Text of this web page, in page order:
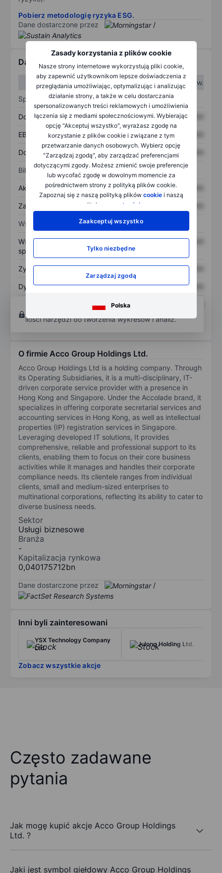
Zasady korzystania z plików cookie
Nasze strony internetowe wykorzystują pliki cookie,
aby zapewnić użytkownikom lepsze doświadczenia z
przeglądania umożliwiając, optymalizując i analizując
działanie strony, a także w celu dostarczania
spersonalizowanych treści reklamowych i umożliwienia
łączenia się z mediami społecznościowymi. Wybierając
opcję "Akceptuj wszystko", wyrażasz zgodę na
korzystanie z plików cookie i związane z tym
przetwarzanie danych osobowych. Wybierz opcję
"Zarządzaj zgodą", aby zarządzać preferencjami
dotyczącymi zgody. Możesz zmienić swoje preferencje
lub wycofać zgodę w dowolnym momencie za
pośrednictwem strony z polityką plików cookie.
Zapoznaj się z naszą polityką plików cookiei naszą
polityką
prywatności
Zaakceptuj wszystko
Tylko niezbędne
Zarządzaj zgodą
Polska
Pobierz metodologię ryzyka ESG.
Dane dostarczone przez
/
Dane finansowe
W I kw.
W II kw.
Sprawozdanie z zysków
Dochód XXXXXXX XXXXXXX
EBITDA XXXXXXX XXXXXXX
Dochód netto XXXXXXX XXXXXXX
Bilans
Aktywa ogółem XXXXXXX XXXXXXX
Zadłużenie ogółem XXXXXXX
Wskaźniki
Współczynnik cena do
sprzedaży
XXXXXXX XXXXXXX
Zysk na akcję XXXXXXX XXXXXXX
Dywidenda na akcję XXXXXXX XXXXXXX
własnego
XXXXXXX
Otwórz konto
aby uzyskać dostęp do większej
ilości narzędzi do tworzenia wykresów i analiz.
O firmie Acco Group Holdings Ltd.
Acco Group Holdings Ltd is a holding company. Through
its Operating Subsidiaries, it is a multi-disciplinary, IT-
driven corporate service provider with a presence in
Hong Kong and Singapore. Under the Accolade brand, it
specializes in offering corporate secretarial services and
accounting services in Hong Kong, as well as intellectual
properties (IP) registration services in Singapore.
Leveraging developed IT solutions, It provides
comprehensive, reliable and professional support to its
clients, enabling them to focus on their core business
activities while it manages and handles their corporate
compliance needs. Its clientele ranges from individual
clients, small and medium-sized enterprises to
multinational corporations, reflecting its ability to cater to
diverse business needs.
Sektor
Usługi biznesowe
Branża
-
Kapitalizacja rynkowa
0,040175712bn
Dane dostarczone przez /
Inni byli zainteresowani
YSX Technology Company
Ltd.
Julong Holding Ltd.
Zobacz wszystkie akcje
Często zadawane
pytania
Jak mogę kupić akcje Acco Group Holdings
Ltd. ?
Jaki jest symbol giełdowy Acco Group Holdings